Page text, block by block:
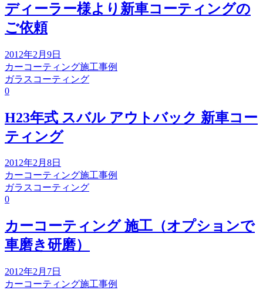
ディーラー様より新車コーティングの
ご依頼
2012年2月9日
カーコーティング施工事例
ガラスコーティング
0
H23年式 スバル アウトバック 新車コー
ティング
2012年2月8日
カーコーティング施工事例
ガラスコーティング
0
カーコーティング 施工（オプションで
車磨き研磨）
2012年2月7日
カーコーティング施工事例